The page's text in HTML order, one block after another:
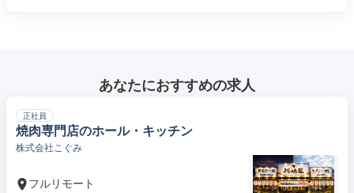
あなたにおすすめの求人
正社員
焼肉専門店のホール・キッチン
株式会社こぐみ
フルリモート